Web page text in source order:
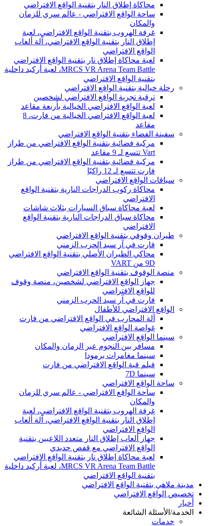
محاكاة إطلاق النار بتقنية الواقع الافتراضي
ساحة الواقع الافتراضي - عالم سري للزمان
والمكان
غرفة الهروب بتقنية الواقع الافتراضي، لعبة
إطلاق النار بتقنية الواقع الافتراضي، آلة ألعاب
الواقع الافتراضي
لعبة محاكاة إطلاق نار بتقنية الواقع الافتراضي
MRCS VR Arena Team Battle، لعبة أركيد داخلية
بتقنية الواقع الافتراضي
رحلة خيالية بتقنية الواقع الافتراضي
ترقية تجربة الواقع الافتراضي لشخصين
لعبة الواقع الافتراضي الخيالية بأربعة مقاعد
لعبة الواقع الافتراضي الخيالية من فارت، 8
مقاعد
سفينة الفضاء بتقنية الواقع الافتراضي
مركبة فضائية بتقنية الواقع الافتراضي من طراز
Vart تتسع لـ 9 مقاعد
مركبة فضائية بتقنية الواقع الافتراضي من طراز
فارت تتسع لـ 12 راكبًا
سباقات الواقع الافتراضي
محاكاة ركوب الدراجات النارية بتقنية الواقع
الافتراضي
لعبة محاكاة سباق السيارات بثلاث شاشات
محاكاة سباق الدراجات النارية بتقنية الواقع
الافتراضي
طيران وقوفي بتقنية الواقع الافتراضي
فارت في آر سيد الحرب الزمني
محاكي الطيران الأصلي بتقنية الواقع الافتراضي
9D من VART
منصة الوقوف بتقنية الواقع الافتراضي
جهاز الواقع الافتراضي لشخصين، منصة وقوف
للواقع الافتراضي
فارت في آر سيد الحرب الزمني
الواقع الافتراضي للأطفال
آلة المحارب في الواقع الافتراضي من فارت
غواصة الواقع الافتراضي
سينما الواقع الافتراضي
مسافر بين النجوم عبر الزمان والمكان
سينما مغامرات برمودا
فيلم قبة الواقع الافتراضي من فارت
سينما 7D
ساحة الواقع الافتراضي
ساحة الواقع الافتراضي - عالم سري للزمان
والمكان
غرفة الهروب بتقنية الواقع الافتراضي، لعبة
إطلاق النار بتقنية الواقع الافتراضي، آلة ألعاب
الواقع الافتراضي
جهاز ألعاب إطلاق النار متعدد اللاعبين بتقنية
الواقع الافتراضي مع قفص حديدي
لعبة محاكاة إطلاق نار بتقنية الواقع الافتراضي
MRCS VR Arena Team Battle، لعبة أركيد داخلية
بتقنية الواقع الافتراضي
مدينة ملاهي بتقنية الواقع الافتراضي
تخصيص الواقع الافتراضي
أخبار
الخدمة/الأسئلة الشائعة
خدمات